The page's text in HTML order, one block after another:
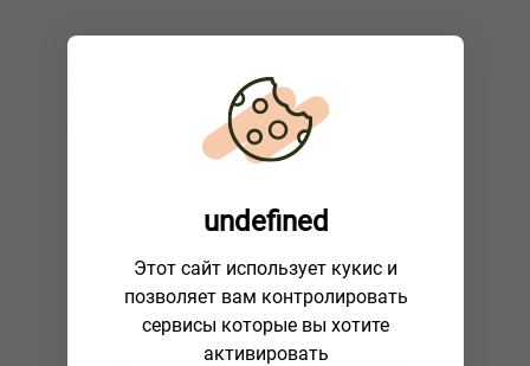
undefined
Этот сайт использует кукис и
позволяет вам контролировать
сервисы которые вы хотите
активировать